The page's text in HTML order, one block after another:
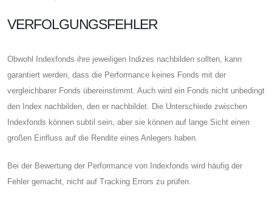
VERFOLGUNGSFEHLER
Obwohl Indexfonds ihre jeweiligen Indizes nachbilden sollten, kann
garantiert werden, dass die Performance keines Fonds mit der
vergleichbarer Fonds übereinstimmt. Auch wird ein Fonds nicht unbedingt
den Index nachbilden, den er nachbildet. Die Unterschiede zwischen
Indexfonds können subtil sein, aber sie können auf lange Sicht einen
großen Einfluss auf die Rendite eines Anlegers haben.
Bei der Bewertung der Performance von Indexfonds wird häufig der
Fehler gemacht, nicht auf Tracking Errors zu prüfen.